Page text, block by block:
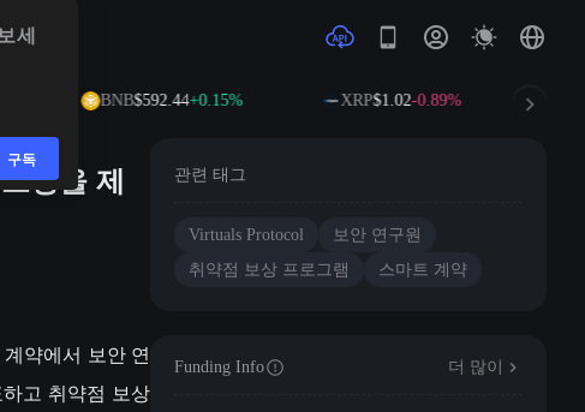
BNB$592.44+0.15% XRP$1.02-0.89%
상을 제
약에서 보안 연
고 취약점 보상
관련 태그
Virtuals Protocol
보안 연구원
취약점 보상 프로그램
스마트 계약
Funding Info 더 많이
세
구독